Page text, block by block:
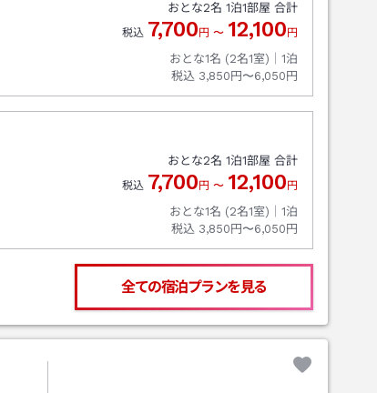
おとな2名 1泊1部屋 合計
税込 7,700 円 〜 12,100 円
おとな1名 (2名1室)｜ 1泊
税込 3,850円〜6,050円
おとな2名 1泊1部屋 合計
税込 7,700 円 〜 12,100 円
おとな1名 (2名1室)｜ 1泊
税込 3,850円〜6,050円
全ての宿泊プランを見る